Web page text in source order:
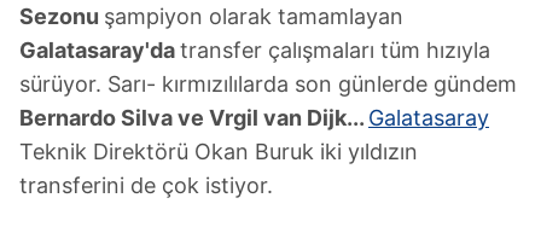
Sezonu şampiyon olarak tamamlayan
Galatasaray'datransfer çalışmaları tüm hızıyla
sürüyor. Sarı- kırmızılılarda son günlerde gündem
Bernardo Silva ve Vrgil van Dijk... Galatasaray
Teknik Direktörü Okan Buruk iki yıldızın
transferini de çok istiyor.